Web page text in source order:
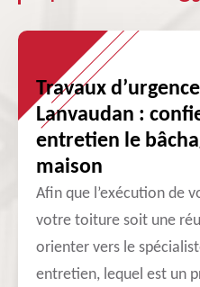
Travaux
Lanvaudan :
entretien le
maison
Afin que l’exécution de
votre toiture soit une
orienter vers le
entretien, lequel est un